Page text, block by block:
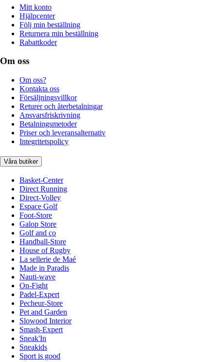
Mitt konto
Hjälpcenter
Följ min beställning
Returnera min beställning
Rabattkoder
Om oss
Om oss?
Kontakta oss
Försäljningsvillkor
Returer och återbetalningar
Ansvarsfriskrivning
Betalningsmetoder
Priser och leveransalternativ
Integritetspolicy
Våra butiker
Basket-Center
Direct Running
Direct-Volley
Espace Golf
Foot-Store
Galop Store
Golf and co
Handball-Store
House of Rugby
La sellerie de Maé
Made in Paradis
Nauti-wave
On-Fight
Padel-Expert
Pecheur-Store
Pet and Garden
Slowood Interior
Smash-Expert
Sneak'In
Sneakids
Sport is good